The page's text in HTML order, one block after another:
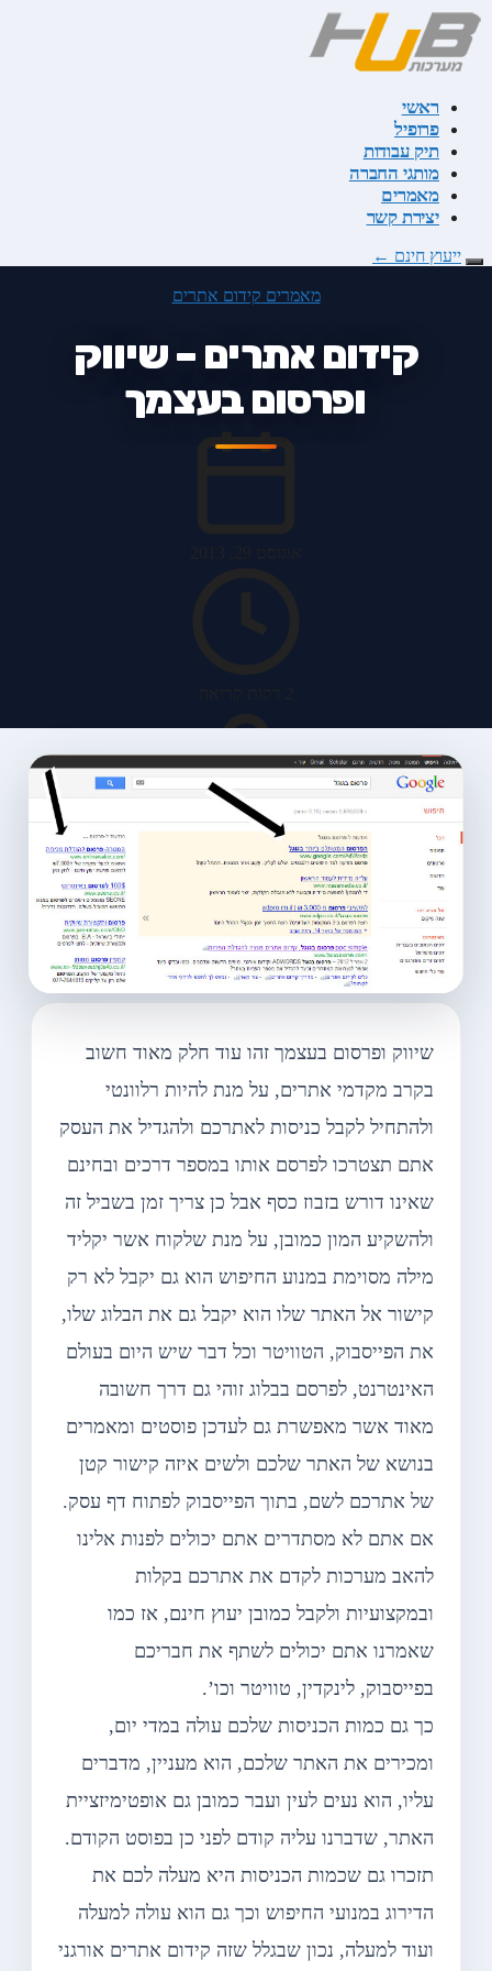
דלג
לתוכן
ראשי
פרופיל
תיק עבודות
מותגי החברה
מאמרים
יצירת קשר
ייעוץ חינם ←
מאמרים קידום אתרים
קידום אתרים – שיווק
ופרסום בעצמך
האב מערכות
שיווק ופרסום בעצמך זהו עוד חלק מאוד חשוב
בקרב מקדמי אתרים, על מנת להיות רלוונטי
ולהתחיל לקבל כניסות לאתרכם ולהגדיל את העסק
אתם תצטרכו לפרסם אותו במספר דרכים ובחינם
שאינו דורש בזבוז כסף אבל כן צריך זמן בשביל זה
ולהשקיע המון כמובן, על מנת שלקוח אשר יקליד
מילה מסוימת במנוע החיפוש הוא גם יקבל לא רק
קישור אל האתר שלו הוא יקבל גם את הבלוג שלו,
את הפייסבוק, הטוויטר וכל דבר שיש היום בעולם
האינטרנט, לפרסם בבלוג זוהי גם דרך חשובה
מאוד אשר מאפשרת גם לעדכן פוסטים ומאמרים
בנושא של האתר שלכם ולשים איזה קישור קטן
של אתרכם לשם, בתוך הפייסבוק לפתוח דף עסק.
אם אתם לא מסתדרים אתם יכולים לפנות אלינו
להאב מערכות לקדם את אתרכם בקלות
ובמקצועיות ולקבל כמובן יעוץ חינם, אז כמו
שאמרנו אתם יכולים לשתף את חבריכם
בפייסבוק, לינקדין, טוויטר וכו’.
כך גם כמות הכניסות שלכם עולה במדי יום,
ומכירים את האתר שלכם, הוא מעניין, מדברים
עליו, הוא נעים לעין ועבר כמובן גם אופטימיזציית
האתר, שדברנו עליה קודם לפני כן בפוסט הקודם.
תזכרו גם שכמות הכניסות היא מעלה לכם את
הדירוג במנועי החיפוש וכך גם הוא עולה למעלה
ועוד למעלה, נכון שבגלל שזה קידום אתרים אורגני